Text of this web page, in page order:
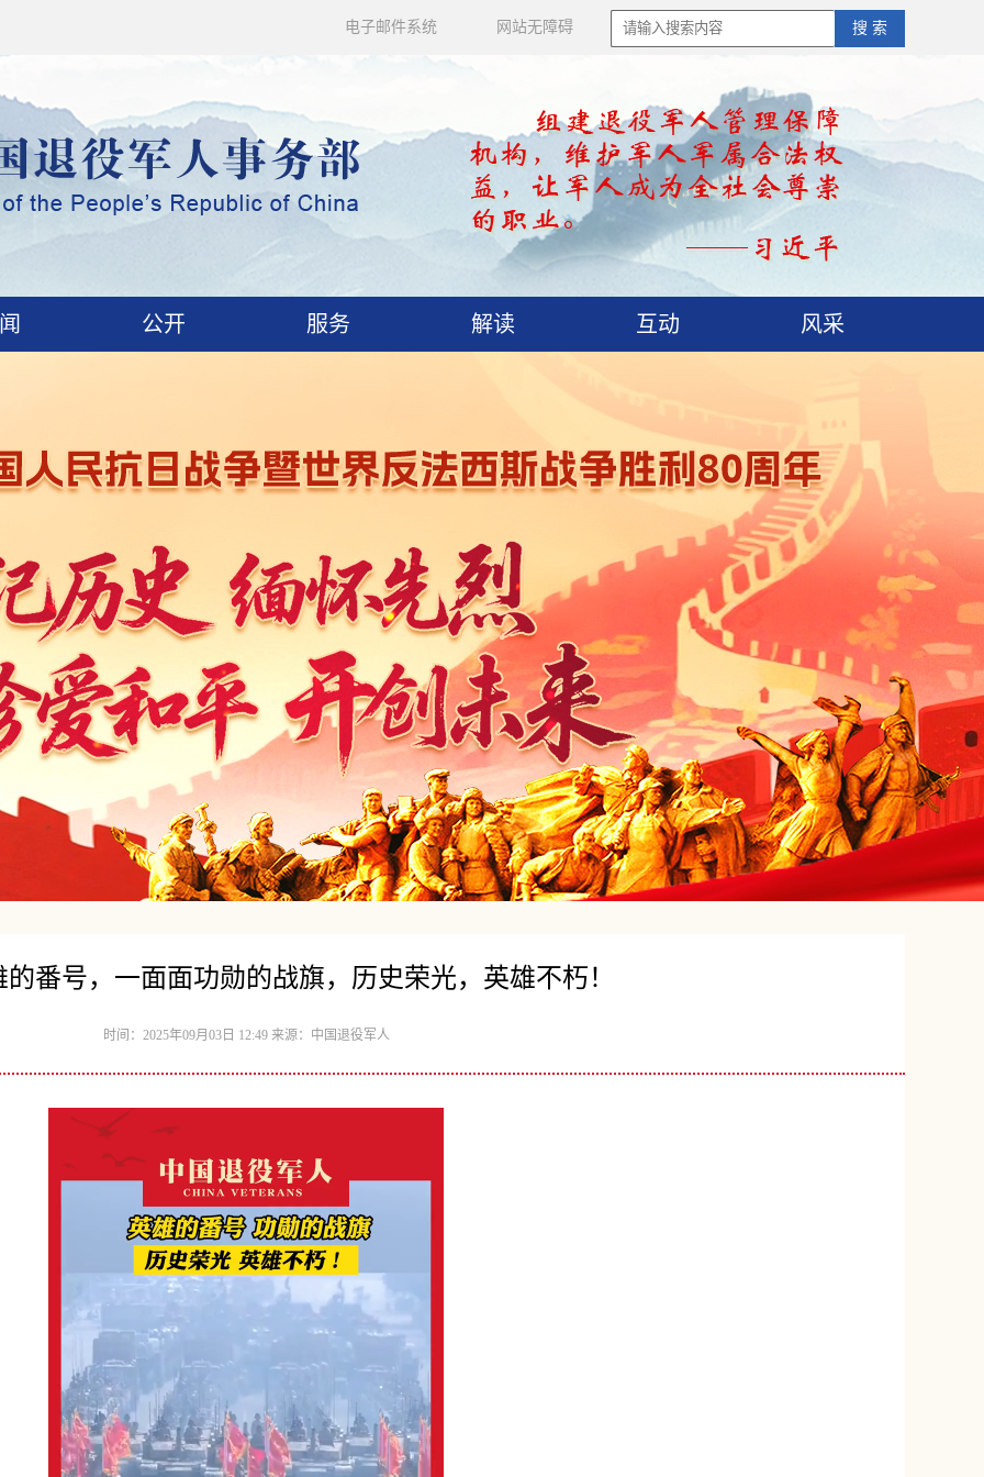
搜 索
电子邮件系统 网站无障碍
公开 服务 解读 互动 风采
番号，一面面功勋的战旗，历史荣光，英雄不朽！
时间：2025年09月03日 12:49 来源：中国退役军人